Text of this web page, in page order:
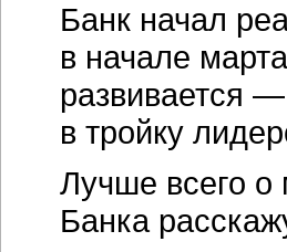
Банк начал
в начале
развивается
в тройку
Лучше всего о
Банка